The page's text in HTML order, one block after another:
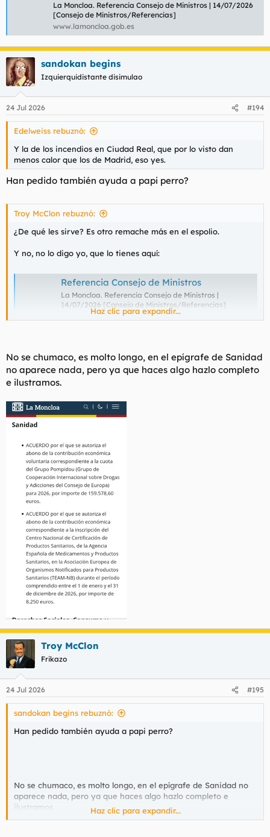
La Moncloa. Referencia Consejo de Ministros | 14/07/2026
[Consejo de Ministros/Referencias]
www.lamoncloa.gob.es
sandokan begins
Izquierquidistante disimulao
24 Jul 2026 #194
Edelweiss rebuznó:
Y la de los incendios en Ciudad Real, que por lo visto dan
menos calor que los de Madrid, eso yes.
Han pedido también ayuda a papi perro?
Troy McClon rebuznó:
¿De qué les sirve? Es otro remache más en el espolio.
Y no, no lo digo yo, que lo tienes aquí:
Referencia Consejo de Ministros
La Moncloa. Referencia Consejo de Ministros |
14/07/2026 [Consejo de Ministros/Referencias]
www.lamoncloa.gob.es
Haz clic para expandir...
No se chumaco, es molto longo, en el epígrafe de Sanidad
no aparece nada, pero ya que haces algo hazlo completo
e ilustramos.
Troy McClon
Frikazo
24 Jul 2026 #195
sandokan begins rebuznó:
Han pedido también ayuda a papi perro?
No se chumaco, es molto longo, en el epígrafe de Sanidad no
aparece nada, pero ya que haces algo hazlo completo e
ilustramos.
Haz clic para expandir...